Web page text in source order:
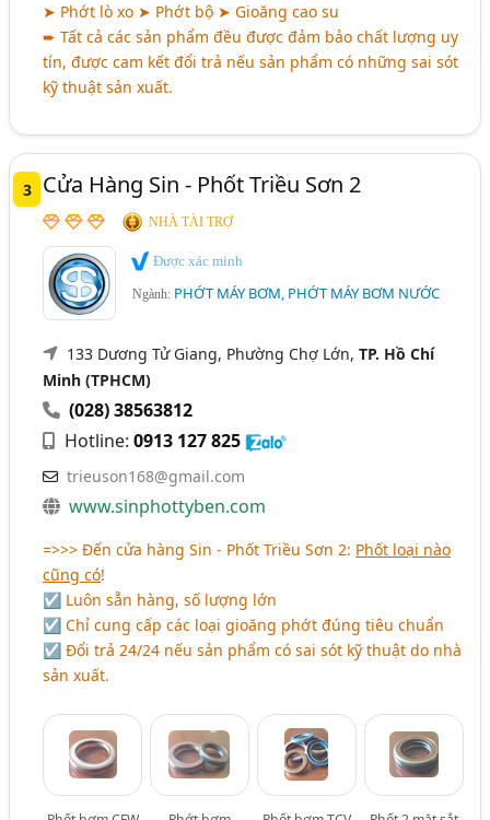
➤ Phớt lò xo ➤ Phớt bộ ➤ Gioăng cao su
➨ Tất cả các sản phẩm đều được đảm bảo chất lượng uy
tín, được cam kết đổi trả nếu sản phẩm có những sai sót
kỹ thuật sản xuất.
3 Cửa Hàng Sin - Phốt Triều Sơn 2
NHÀ TÀI TRỢ
Được xác minh
Ngành: PHỚT MÁY BƠM, PHỚT MÁY BƠM NƯỚC
133 Dương Tử Giang, Phường Chợ Lớn,TP. Hồ Chí
Minh (TPHCM)
(028) 38563812
Hotline:0913 127 825
trieuson168@gmail.com
www.sinphottyben.com
=>>> Đến cửa hàng Sin - Phốt Triều Sơn 2: Phốt loại nào
cũng có!
☑ Luôn sẵn hàng, số lượng lớn
☑ Chỉ cung cấp các loại gioăng phớt đúng tiêu chuẩn
☑ Đổi trả 24/24 nếu sản phẩm có sai sót kỹ thuật do nhà
sản xuất.